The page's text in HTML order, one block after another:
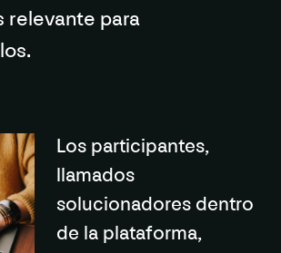
relevante para
Los participantes,
llamados
solucionadoresdentro
de la plataforma,